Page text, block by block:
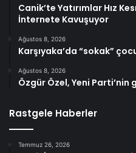
Canik’te Yatırımlar Hız
İnternete Kavuşuyor
Ağustos 8, 2026
Karşıyaka’da “sokak”
Ağustos 8, 2026
Özgür Özel, Yeni Parti’nin
Rastgele Haberler
Temmuz 26, 2026